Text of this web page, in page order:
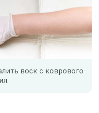
воск с коврового